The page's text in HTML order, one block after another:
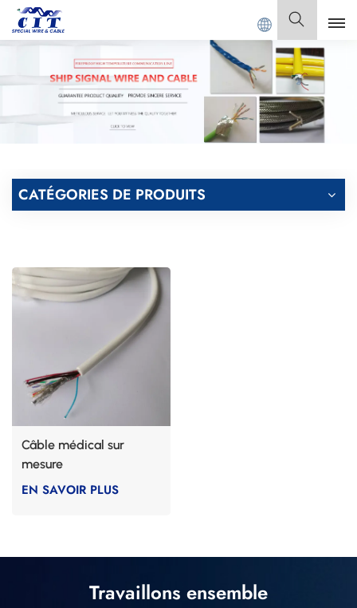
CIT SPECIAL CABLE Co., Ltd. Français
English
Français
Italiano
CATÉGORIES DE PRODUITS
Câble médical sur
mesure
EN SAVOIR PLUS
Travaillons ensemble